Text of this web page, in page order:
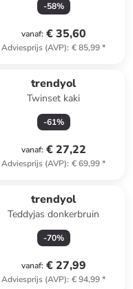
-58%
vanaf: € 35,60
Adviesprijs (AVP): € 85,99*
trendyol
Twinset kaki
-61%
vanaf: € 27,22
Adviesprijs (AVP): € 69,99*
trendyol
Teddyjas donkerbruin
-70%
vanaf: € 27,99
Adviesprijs (AVP): € 94,99*